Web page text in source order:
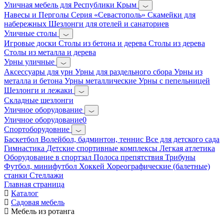
Уличная мебель для Республики Крым
Навесы и Перголы Серия «Севастополь» Скамейки для
набережных Шезлонги для отелей и санаториев
Уличные столы
Игровые доски Столы из бетона и дерева Столы из дерева
Столы из металла и дерева
Урны уличные
Аксессуары для урн Урны для раздельного сбора Урны из
металла и бетона Урны металлические Урны с пепельницей
Шезлонги и лежаки
Складные шезлонги
Уличное оборудование
Уличное оборудование0
Спортоборудовние
Баскетбол Волейбол, бадминтон, теннис Все для детского сада
Гимнастика Детские спортивные комплексы Легкая атлетика
Оборудование в спортзал Полоса препятствия Трибуны
Футбол, минифутбол Хоккей Хореографические (балетные)
станки Стеллажи
Главная страница
Каталог
Садовая мебель
Мебель из ротанга